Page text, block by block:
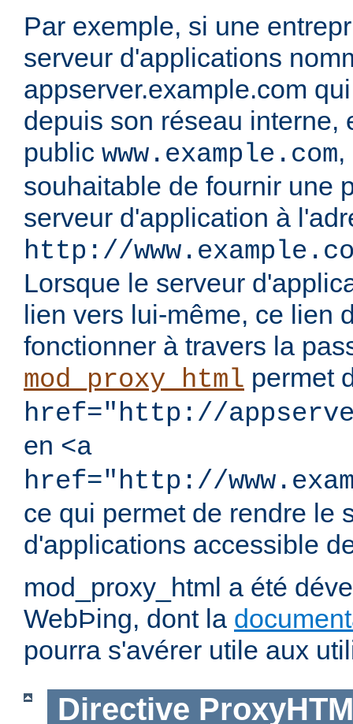
Par exemple, si une
serveur d'applications
appserver.example.com
depuis son réseau interne,
public www.example.com
souhaitable de fournir une
serveur d'application à
http://
Lorsque le serveur
lien vers lui-même, ce lien
fonctionner à travers la
mod_proxy_html permet
href="http://
en <a
href="http://
ce qui permet de rendre le
d'applications accessible
mod_proxy_html a été
WebÞing, dont la
pourra s'avérer utile aux
Directive